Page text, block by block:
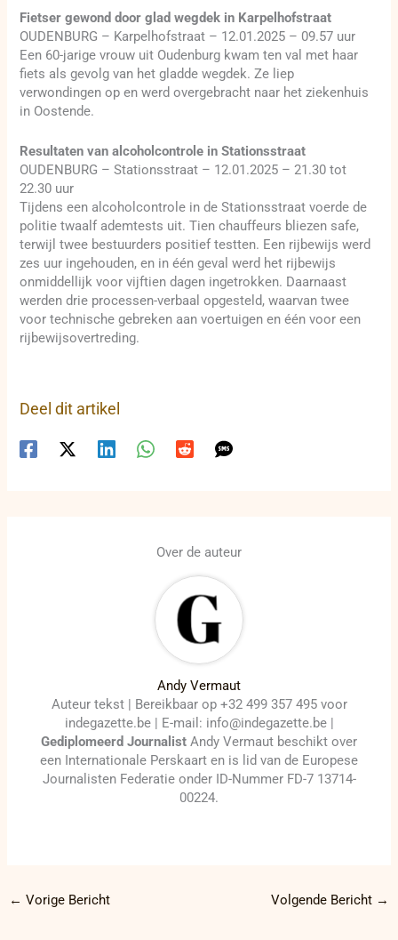
Fietser gewond door glad wegdek in Karpelhofstraat
OUDENBURG – Karpelhofstraat – 12.01.2025 – 09.57 uur
Een 60-jarige vrouw uit Oudenburg kwam ten val met haar
fiets als gevolg van het gladde wegdek. Ze liep
verwondingen op en werd overgebracht naar het ziekenhuis
in Oostende.
Resultaten van alcoholcontrole in Stationsstraat
OUDENBURG – Stationsstraat – 12.01.2025 – 21.30 tot
22.30 uur
Tijdens een alcoholcontrole in de Stationsstraat voerde de
politie twaalf ademtests uit. Tien chauffeurs bliezen safe,
terwijl twee bestuurders positief testten. Een rijbewijs werd
zes uur ingehouden, en in één geval werd het rijbewijs
onmiddellijk voor vijftien dagen ingetrokken. Daarnaast
werden drie processen-verbaal opgesteld, waarvan twee
voor technische gebreken aan voertuigen en één voor een
rijbewijsovertreding.
Deel dit artikel
Over de auteur
Andy Vermaut
Auteur tekst | Bereikbaar op +32 499 357 495 voor
indegazette.be | E-mail: info@indegazette.be |
Gediplomeerd Journalist Andy Vermaut beschikt over
een Internationale Perskaart en is lid van de Europese
Journalisten Federatie onder ID-Nummer FD-7 13714-
00224.
← Vorige Bericht Volgende Bericht →